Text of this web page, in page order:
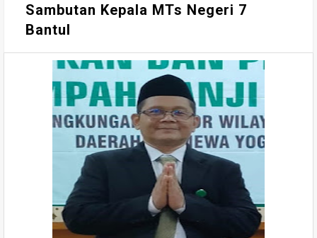
Sambutan Kepala MTs Negeri 7
Bantul